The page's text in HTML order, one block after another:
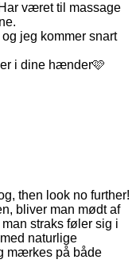
været til massage
jeg kommer snart
i dine hænder🩷
then look no further!
bliver man mødt af
straks føler sig i
naturlige
mærkes på både